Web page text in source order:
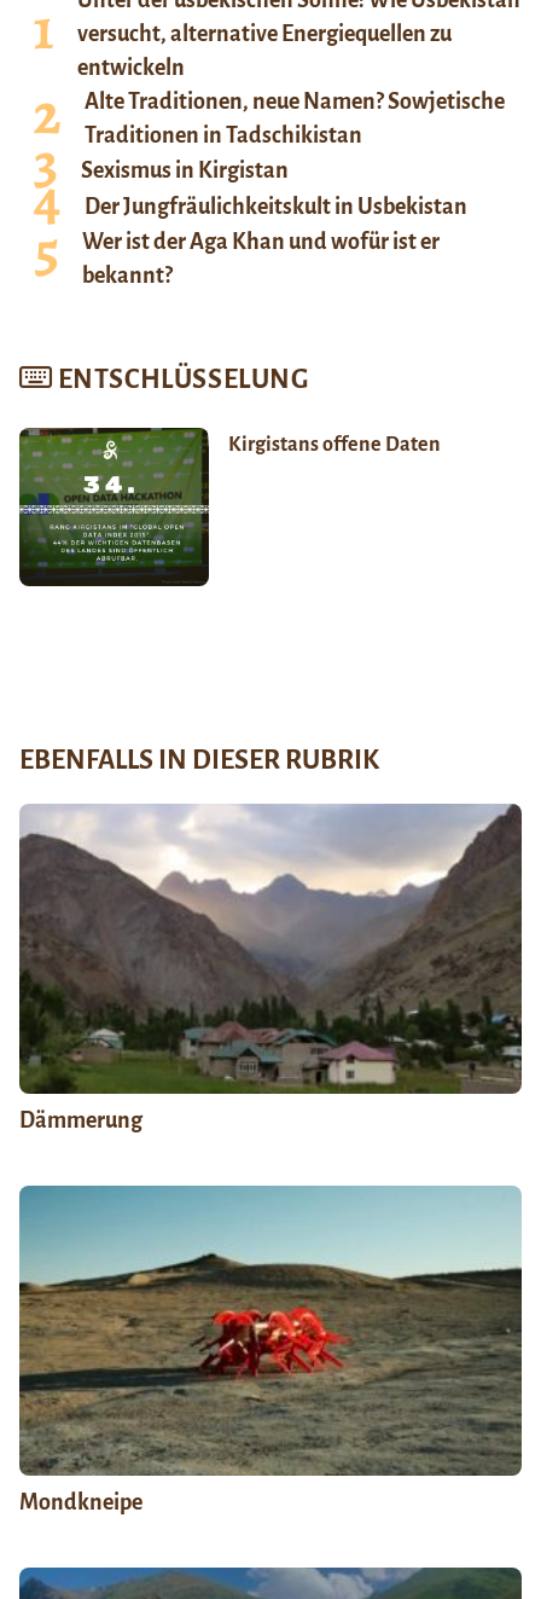
versucht, alternative Energiequellen zu
entwickeln
Alte Traditionen, neue Namen? Sowjetische
Traditionen in Tadschikistan
Sexismus in Kirgistan
Der Jungfräulichkeitskult in Usbekistan
Wer ist der Aga Khan und wofür ist er
bekannt?
ENTSCHLÜSSELUNG
Kirgistans offene Daten
EBENFALLS IN DIESER RUBRIK
Dämmerung
Mondkneipe